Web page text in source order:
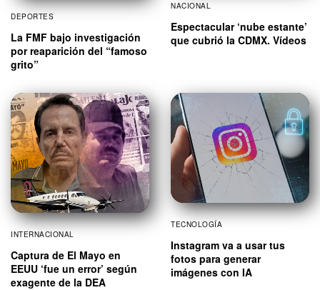
DEPORTES
La FMF bajo investigación
por reaparición del “famoso
grito”
NACIONAL
Espectacular ‘nube estante’
que cubrió la CDMX. Vídeos
INTERNACIONAL
Captura de El Mayo en
EEUU ‘fue un error’ según
exagente de la DEA
TECNOLOGÍA
Instagram va a usar tus
fotos para generar
imágenes con IA